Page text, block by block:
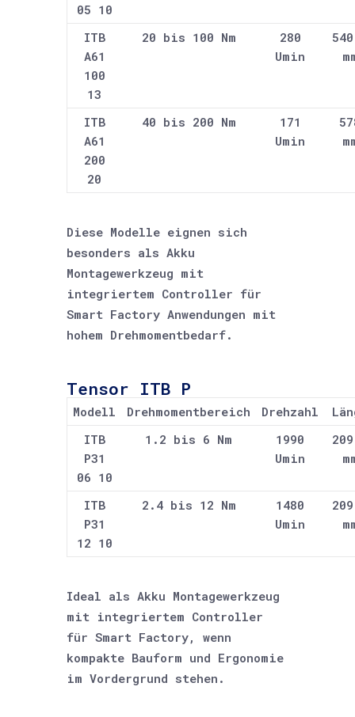
05 10
ITB
A61
100
13
20 bis 100 Nm
280
Umin
ITB
A61
200
20
40 bis 200 Nm
171
Umin
Diese Modelle eignen sich
besonders als Akku
Montagewerkzeug mit
integriertem Controller für
Smart Factory Anwendungen mit
hohem Drehmomentbedarf.
Tensor ITB P
Modell Drehmomentbereich Drehzahl
ITB
P31
06 10
1.2 bis 6 Nm
1990
Umin
ITB
P31
12 10
2.4 bis 12 Nm
1480
Umin
Ideal als Akku Montagewerkzeug
mit integriertem Controller
für Smart Factory, wenn
kompakte Bauform und Ergonomie
im Vordergrund stehen.